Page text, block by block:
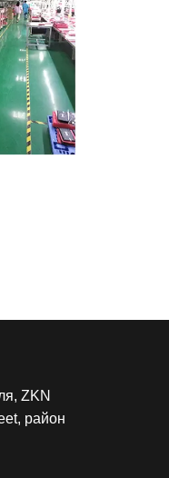
ZKN
район